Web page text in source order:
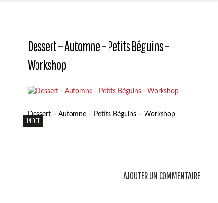
Dessert – Automne – Petits Béguins –
Workshop
14 OCT
Dessert – Automne – Petits Béguins – Workshop
AJOUTER UN COMMENTAIRE